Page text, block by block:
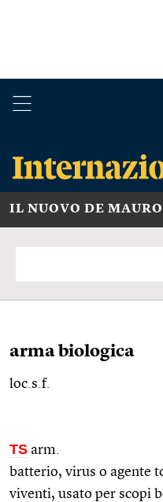
IL NUOVO DE MAURO
arma biologica
loc.s.f.
TS arm.
batterio, virus o agente
viventi, usato per scopi